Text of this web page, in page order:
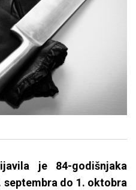
je 84-godišnjaka
do 1. oktobra